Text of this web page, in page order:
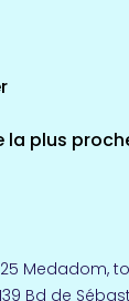
espaces
14 espaces
36 espaces de
Loire-
Saint-
la plus
Medadom,
Bd de